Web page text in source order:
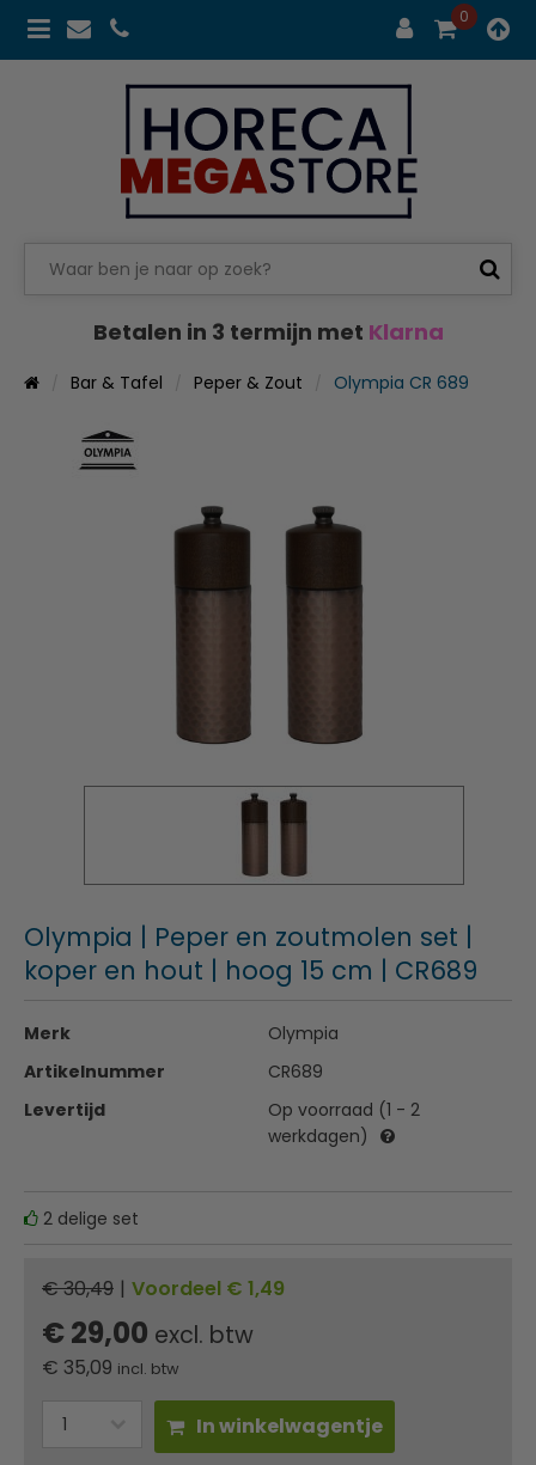
0
Betalen in 3 termijn met Klarna
Bar & Tafel Peper & Zout Olympia CR 689
Olympia | Peper en zoutmolen set |
koper en hout | hoog 15 cm | CR689
Merk
Olympia
Artikelnummer
CR689
Levertijd
Op voorraad (1 - 2
werkdagen)
2 delige set
€ 30,49 | Voordeel € 1,49
€ 29,00 excl. btw
€ 35,09 incl. btw
In winkelwagentje